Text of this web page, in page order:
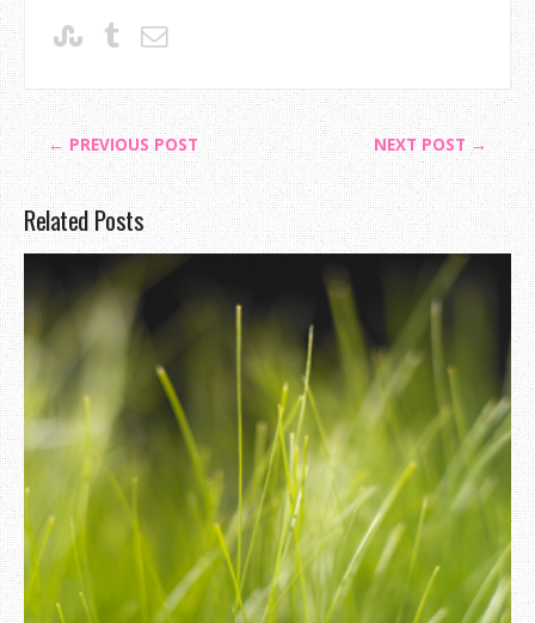
← PREVIOUS POST NEXT POST →
Related Posts